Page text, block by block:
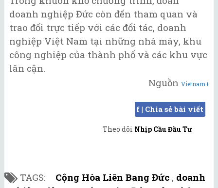
doanh nghiệp Đức còn đến tham quan và
trao đổi trực tiếp với các đối tác, doanh
nghiệp Việt Nam tại những nhà máy, khu
công nghiệp của thành phố và các khu vực
lân cận.
Nguồn Vietnam+
f | Chia sẻ bài viết
Theo dõi Nhịp Cầu Đầu Tư
TAGS: Cộng Hòa Liên Bang Đức , doanh